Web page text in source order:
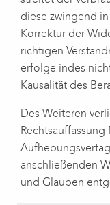
diese zwingend
Korrektur der
richtigen
erfolge indes
Kausalität des
Des Weiteren
Rechtsauffassung
anschließenden
und Glauben